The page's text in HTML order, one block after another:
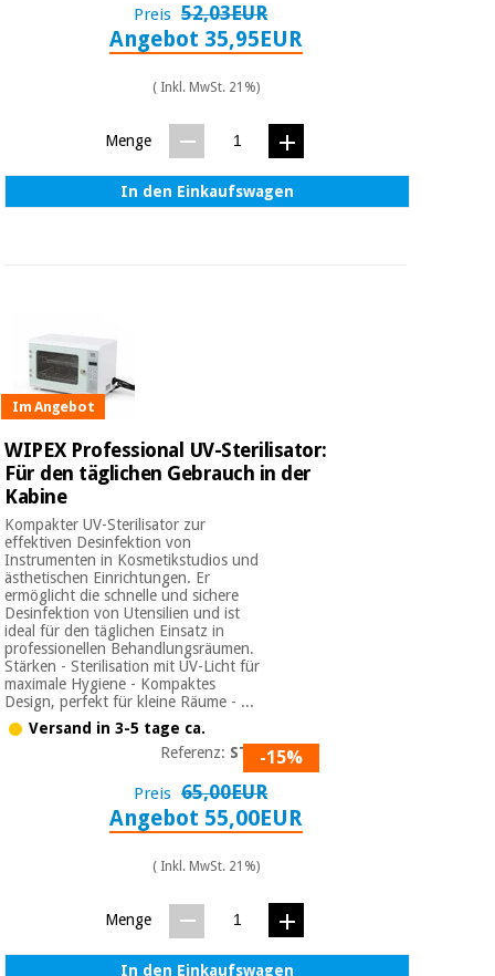
Sanitärkleiderschränke
instrumente
(ausverkauf)
Preis 52,03EUR
Angebot 35,95EUR
( Inkl. MwSt. 21%)
Menge
In den Einkaufswagen
Im Angebot
WIPEX Professional UV-Sterilisator:
Für den täglichen Gebrauch in der
Kabine
Kompakter UV-Sterilisator zur
effektiven Desinfektion von
Instrumenten in Kosmetikstudios und
ästhetischen Einrichtungen. Er
ermöglicht die schnelle und sichere
Desinfektion von Utensilien und ist
ideal für den täglichen Einsatz in
professionellen Behandlungsräumen.
Stärken - Sterilisation mit UV-Licht für
maximale Hygiene - Kompaktes
Design, perfekt für kleine Räume - ...
Versand in 3-5 tage ca.
Referenz: ST05-15%
Preis 65,00EUR
Angebot 55,00EUR
( Inkl. MwSt. 21%)
Menge
In den Einkaufswagen